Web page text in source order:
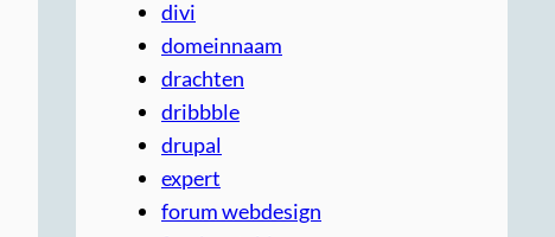
divi
domeinnaam
drachten
dribbble
drupal
expert
forum webdesign